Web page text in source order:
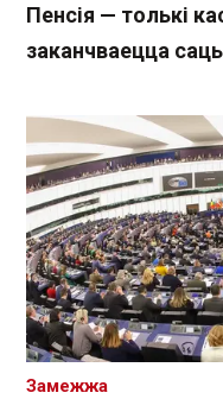
Пенсія — толькі
заканчваецца
Замежжа